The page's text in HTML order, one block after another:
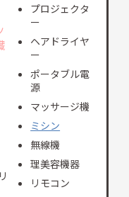
プロジェクタ
ー
ヘアドライヤ
ー
ポータブル電
源
マッサージ機
ミシン
無線機
理美容機器
リモコン